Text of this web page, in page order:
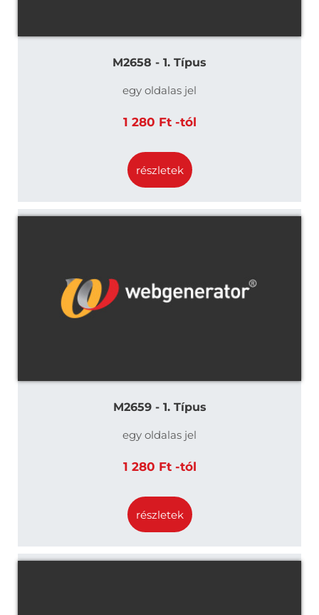
M2658 - 1. Típus
egy oldalas jel
1 280 Ft -tól
részletek
M2659 - 1. Típus
egy oldalas jel
1 280 Ft -tól
részletek